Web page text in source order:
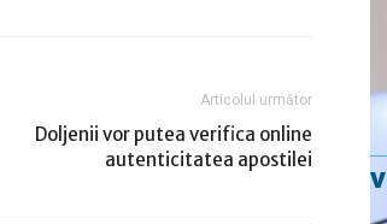
Articolul următor
Doljenii vor putea verifica online
autenticitatea apostilei